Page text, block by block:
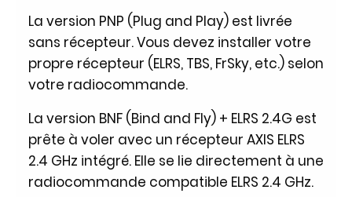
La version PNP (Plug and Play) est livrée
sans récepteur. Vous devez installer votre
propre récepteur (ELRS, TBS, FrSky, etc.) selon
votre radiocommande.
La version BNF (Bind and Fly) + ELRS 2.4G est
prête à voler avec un récepteur AXIS ELRS
2.4 GHz intégré. Elle se lie directement à une
radiocommande compatible ELRS 2.4 GHz.